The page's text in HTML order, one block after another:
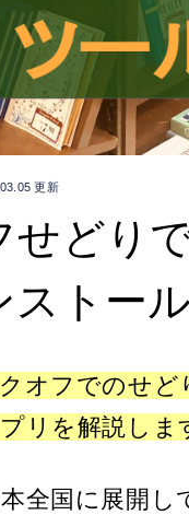
更新
せどり
ストー
オフでのせど
リを解説しま
全国に展開